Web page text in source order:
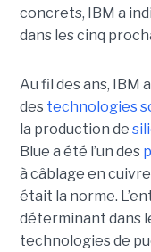
concrets, IBM a
dans les cinq
Au fil des ans, IBM
des technologies
la production de
Blue a été l’un des
à câblage en
était la norme.
déterminant dans
technologies de